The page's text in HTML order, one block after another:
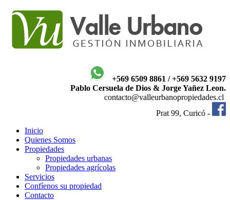
+569 6509 8861 / +569 5632 9197
Pablo Cersuela de Dios & Jorge Yañez Leon.
contacto@valleurbanopropiedades.cl
Prat 99, Curicó -
Inicio
Quienes Somos
Propiedades
Propiedades urbanas
Propiedades agrícolas
Servicios
Confíenos su propiedad
Contacto